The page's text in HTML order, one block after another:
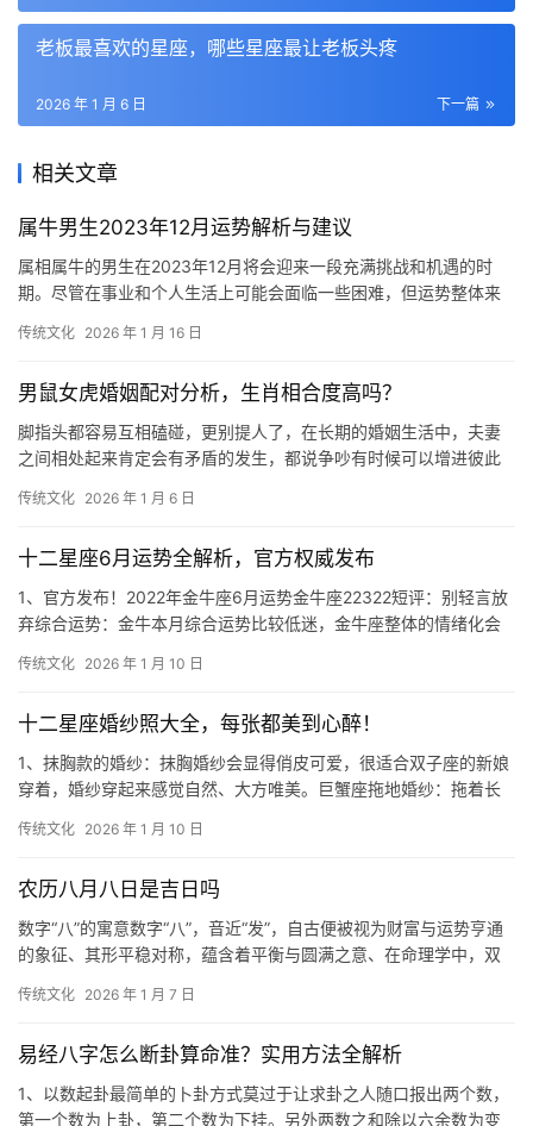
老板最喜欢的星座，哪些星座最让老板头疼
下一篇
2026 年 1 月 6 日
相关文章
属牛男生2023年12月运势解析与建议
属相属牛的男生在2023年12月将会迎来一段充满挑战和机遇的时
期。尽管在事业和个人生活上可能会面临一些困难，但运势整体来
传统文化 2026 年 1 月 16 日
男鼠女虎婚姻配对分析，生肖相合度高吗？
脚指头都容易互相磕碰，更别提人了，在长期的婚姻生活中，夫妻
之间相处起来肯定会有矛盾的发生，都说争吵有时候可以增进彼此
传统文化 2026 年 1 月 6 日
十二星座6月运势全解析，官方权威发布
1、官方发布！2022年金牛座6月运势金牛座22322短评：别轻言放
弃综合运势：金牛本月综合运势比较低迷，金牛座整体的情绪化会
传统文化 2026 年 1 月 10 日
十二星座婚纱照大全，每张都美到心醉！
1、抹胸款的婚纱：抹胸婚纱会显得俏皮可爱，很适合双子座的新娘
穿着，婚纱穿起来感觉自然、大方唯美。巨蟹座拖地婚纱：拖着长
传统文化 2026 年 1 月 10 日
农历八月八日是吉日吗
数字“八”的寓意数字“八”，音近“发”，自古便被视为财富与运势亨通
的象征、其形平稳对称，蕴含着平衡与圆满之意、在命理学中，双
传统文化 2026 年 1 月 7 日
易经八字怎么断卦算命准？实用方法全解析
1、以数起卦最简单的卜卦方式莫过于让求卦之人随口报出两个数，
第一个数为上卦，第二个数为下挂。另外两数之和除以六余数为变